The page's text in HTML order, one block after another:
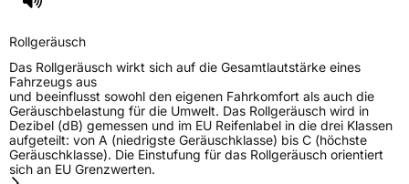
Rollgeräusch
Das Rollgeräusch wirkt sich auf die Gesamtlautstärke eines
Fahrzeugs aus
und beeinflusst sowohl den eigenen Fahrkomfort als auch die
Geräuschbelastung für die Umwelt. Das Rollgeräusch wird in
Dezibel (dB) gemessen und im EU Reifenlabel in die drei Klassen
aufgeteilt: von A (niedrigste Geräuschklasse) bis C (höchste
Geräuschklasse). Die Einstufung für das Rollgeräusch orientiert
sich an EU Grenzwerten.